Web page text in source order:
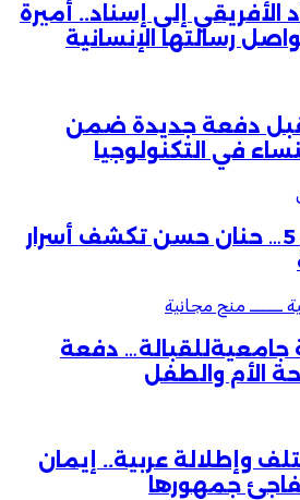
الأفريقي إلى إسناد.. أميرة
رسالتها الإنسانية
دفعة جديدة ضمن
في التكنولوجيا
لغز الرقم 5… حنان حسن تكشف أسرار
جامعيةللقبالة… دفعة
الأم والطفل
وإطلالة عربية.. إيمان
جمهورها